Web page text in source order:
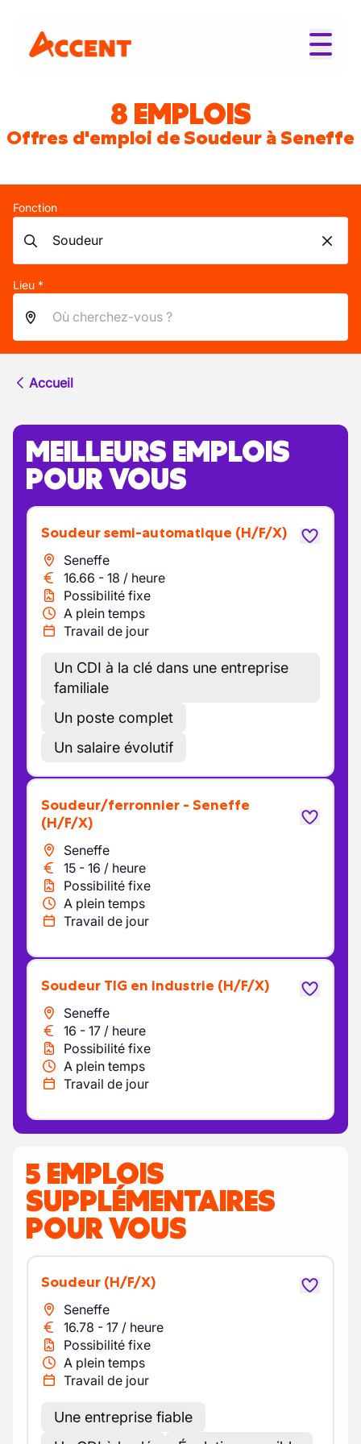
8 EMPLOIS
Offres d'emploi de Soudeur à Seneffe
Fonction
Lieu *
Accueil
MEILLEURS EMPLOIS
POUR VOUS
Soudeur semi-automatique (H/F/X)
Seneffe
16.66 - 18 / heure
Possibilité fixe
A plein temps
Travail de jour
Un CDI à la clé dans une entreprise
familiale
Un poste complet
Un salaire évolutif
Soudeur/ferronnier - Seneffe
(H/F/X)
Seneffe
15 - 16 / heure
Possibilité fixe
A plein temps
Travail de jour
Soudeur TIG en industrie (H/F/X)
Seneffe
16 - 17 / heure
Possibilité fixe
A plein temps
Travail de jour
5 EMPLOIS
SUPPLÉMENTAIRES
POUR VOUS
Soudeur (H/F/X)
Seneffe
16.78 - 17 / heure
Possibilité fixe
A plein temps
Travail de jour
Une entreprise fiable